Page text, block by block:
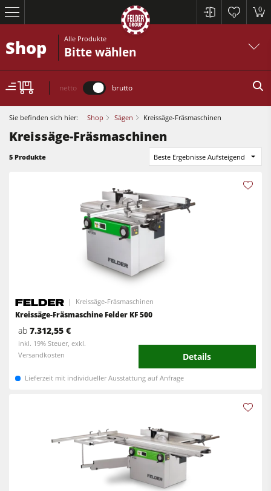
0
0
Kreissägen und Formatkreissägen
Fräsmaschinen
Kreissäge-Fräsmaschinen
CNC-Bearbeitungszentren
Kantenanleimmaschinen
CNC Fenster- und Türenbearbeitung
Breitbandschleifmaschinen
Bohrmaschinen
Druckbalkensägen & Plattenaufteilsägen
Brikettierpressen
Kreissägen und Formatkreissägen
Fräsmaschinen
Kombimaschinen
CNC Bearbeitungszentren
Kantenanleimmaschinen
Schleifmaschinen
Bohrmaschinen
Druckbalkensägen & Plattenaufteilsägen
Shop Alle Produkte
Bitte wählen
netto brutto
Sie befinden sich hier: Shop Sägen Kreissäge-Fräsmaschinen
Kreissäge-Fräsmaschinen
5 Produkte Beste Ergebnisse Aufsteigend
Kreissäge-Fräsmaschinen
Kreissäge-Fräsmaschine Felder KF 500
ab7.312,55 €
inkl. 19% Steuer, exkl.
Versandkosten
Details
Lieferzeit mit individueller Ausstattung auf Anfrage